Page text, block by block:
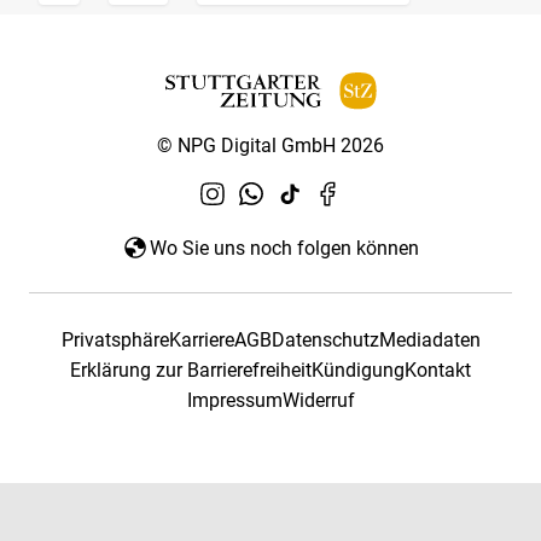
© NPG Digital GmbH 2026
Wo Sie uns noch folgen können
PrivatsphäreKarriereAGBDatenschutzMediadaten
Erklärung zur BarrierefreiheitKündigungKontakt
ImpressumWiderruf